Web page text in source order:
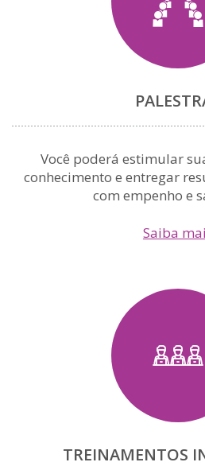
Você poderá estimular
conhecimento e entregar
com empenho e
Saiba
TREINAMENTOS